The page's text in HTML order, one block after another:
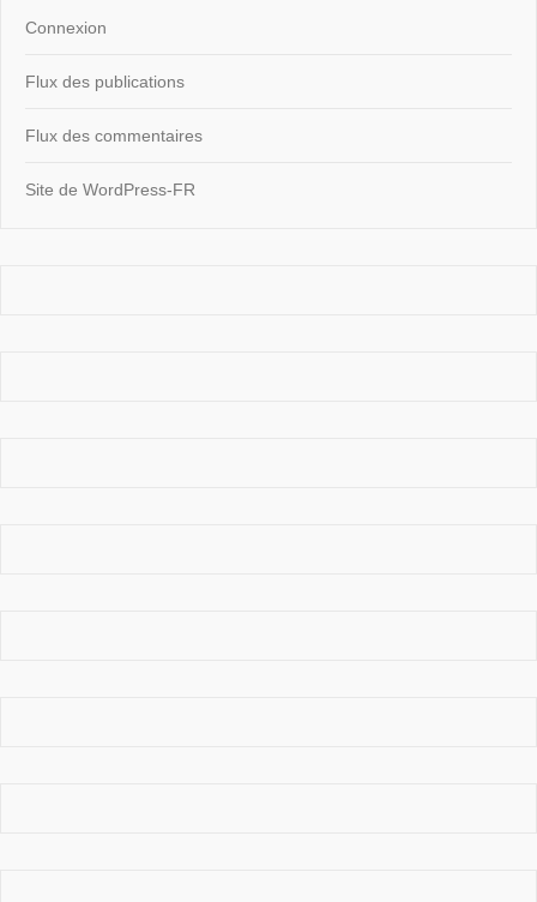
Connexion
Flux des publications
Flux des commentaires
Site de WordPress-FR